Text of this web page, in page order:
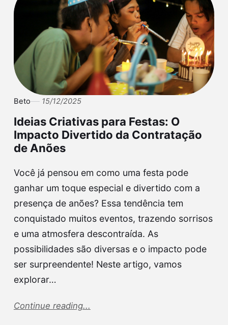
Beto 15/12/2025
Ideias Criativas para Festas: O
Impacto Divertido da Contratação
de Anões
Você já pensou em como uma festa pode
ganhar um toque especial e divertido com a
presença de anões? Essa tendência tem
conquistado muitos eventos, trazendo sorrisos
e uma atmosfera descontraída. As
possibilidades são diversas e o impacto pode
ser surpreendente! Neste artigo, vamos
explorar…
Continue reading...